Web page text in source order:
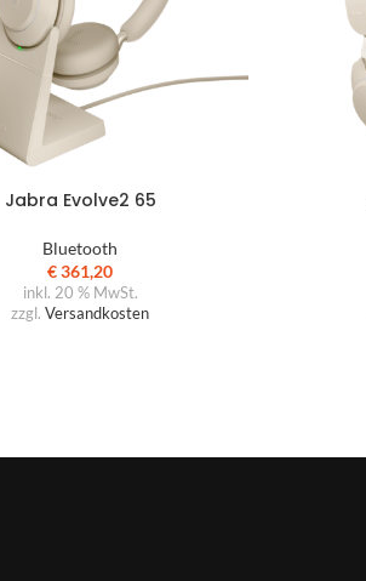
Jabra Evolve2 65
Bluetooth
€361,20
inkl. 20 % MwSt.
zzgl. Versandkosten